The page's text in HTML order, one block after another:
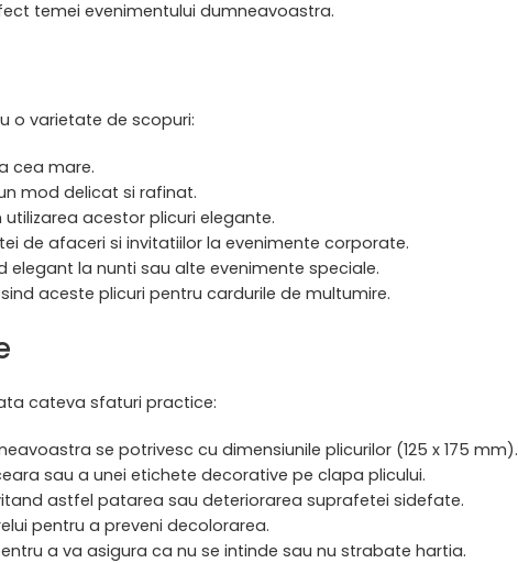
temei evenimentului dumneavoastra.
o varietate de scopuri:
cea mare.
mod delicat si rafinat.
acestor plicuri elegante.
de afaceri si invitatiilor la evenimente corporate.
elegant la nunti sau alte evenimente speciale.
aceste plicuri pentru cardurile de multumire.
cateva sfaturi practice:
se potrivesc cu dimensiunile plicurilor (125 x 175 mm).
sau a unei etichete decorative pe clapa plicului.
astfel patarea sau deteriorarea suprafetei sidefate.
pentru a preveni decolorarea.
a va asigura ca nu se intinde sau nu strabate hartia.